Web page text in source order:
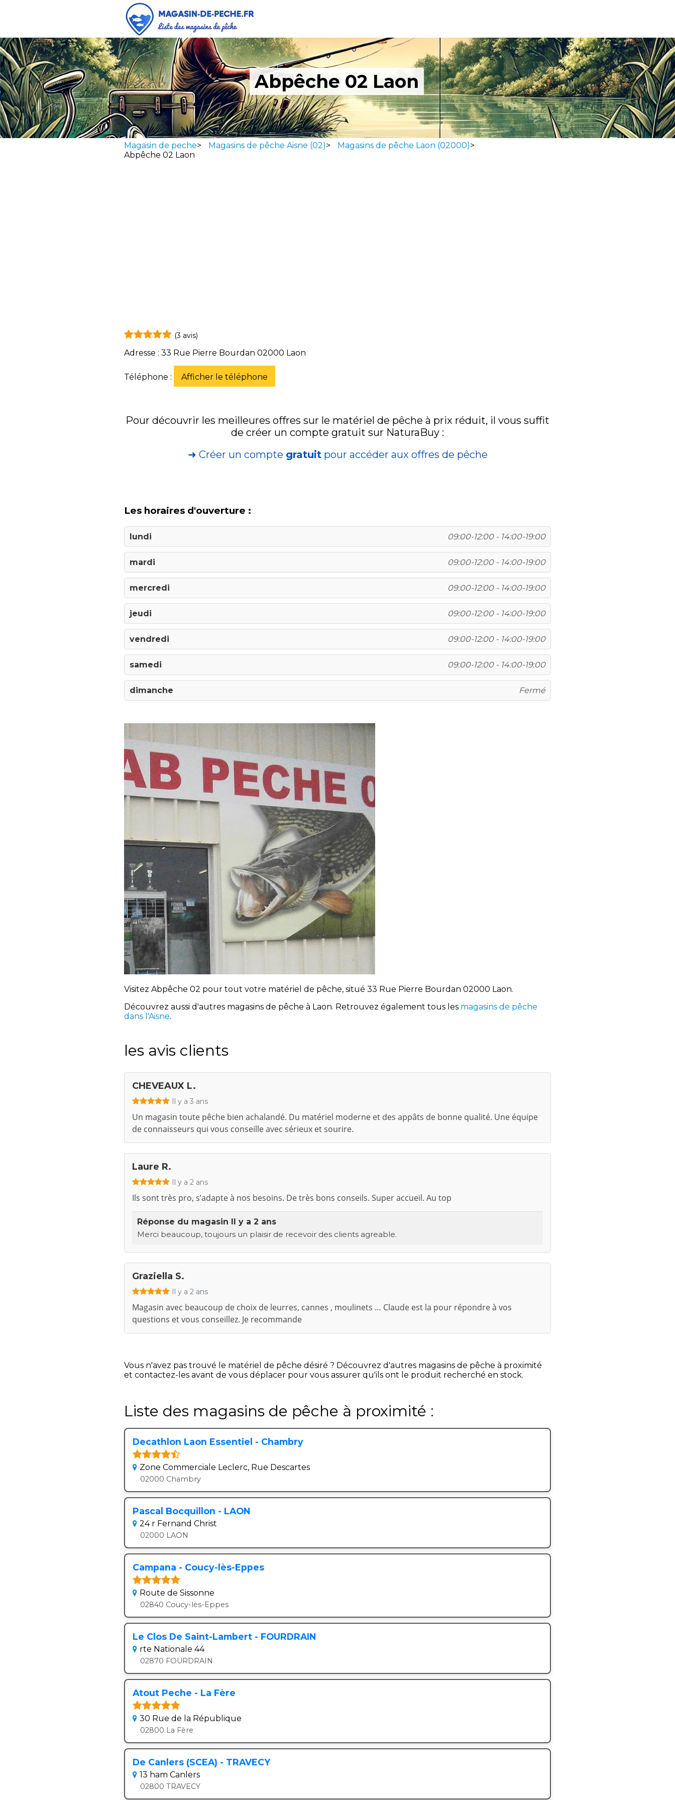
Abpêche 02 Laon
Magasin de peche> Magasins de pêche Aisne (02)> Magasins de pêche Laon (02000)>
Abpêche 02 Laon
(3 avis)
Adresse : 33 Rue Pierre Bourdan 02000 Laon
Téléphone : Afficher le téléphone
Pour découvrir les meilleures offres sur le matériel de pêche à prix réduit, il vous suffit
de créer un compte gratuit sur NaturaBuy :
➜ Créer un compte gratuitpour accéder aux offres de pêche
Les horaires d'ouverture :
lundi 09:00-12:00 - 14:00-19:00
mardi 09:00-12:00 - 14:00-19:00
mercredi 09:00-12:00 - 14:00-19:00
jeudi 09:00-12:00 - 14:00-19:00
vendredi 09:00-12:00 - 14:00-19:00
samedi 09:00-12:00 - 14:00-19:00
dimanche Fermé
Visitez Abpêche 02 pour tout votre matériel de pêche, situé 33 Rue Pierre Bourdan 02000 Laon.
Découvrez aussi d'autres magasins de pêche à Laon. Retrouvez également tous les magasins de pêche
dans l'Aisne.
les avis clients
CHEVEAUX L.
Il y a 3 ans
Un magasin toute pêche bien achalandé. Du matériel moderne et des appâts de bonne qualité. Une équipe
de connaisseurs qui vous conseille avec sérieux et sourire.
Laure R.
Il y a 2 ans
Ils sont très pro, s’adapte à nos besoins. De très bons conseils. Super accueil. Au top
Réponse du magasin Il y a 2 ans
Merci beaucoup, toujours un plaisir de recevoir des clients agreable.
Graziella S.
Il y a 2 ans
Magasin avec beaucoup de choix de leurres, cannes , moulinets … Claude est la pour répondre à vos
questions et vous conseillez. Je recommande
Vous n'avez pas trouvé le matériel de pêche désiré ? Découvrez d'autres magasins de pêche à proximité
et contactez-les avant de vous déplacer pour vous assurer qu'ils ont le produit recherché en stock.
Liste des magasins de pêche à proximité :
Decathlon Laon Essentiel - Chambry
Zone Commerciale Leclerc, Rue Descartes
02000 Chambry
Pascal Bocquillon - LAON
24 r Fernand Christ
02000 LAON
Campana - Coucy-lès-Eppes
Route de Sissonne
02840 Coucy-lès-Eppes
Le Clos De Saint-Lambert - FOURDRAIN
rte Nationale 44
02870 FOURDRAIN
Atout Peche - La Fère
30 Rue de la République
02800 La Fère
De Canlers (SCEA) - TRAVECY
13 ham Canlers
02800 TRAVECY